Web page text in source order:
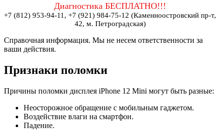
Диагностика БЕСПЛАТНО!!!
+7 (812) 953-94-11, +7 (921) 984-75-12 (Каменноостровский пр-т,
42, м. Петроградская)
Справочная информация. Мы не несем ответственности за
ваши действия.
Признаки поломки
Причины поломки дисплея iPhone 12 Mini могут быть разные:
Неосторожное обращение с мобильным гаджетом.
Воздействие влаги на смартфон.
Падение.